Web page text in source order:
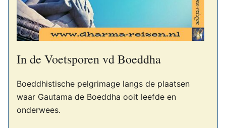
In de Voetsporen vd Boeddha
Boeddhistische pelgrimage langs de plaatsen
waar Gautama de Boeddha ooit leefde en
onderwees.